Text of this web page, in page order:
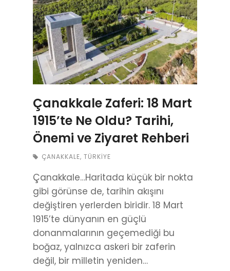
Çanakkale Zaferi: 18 Mart
1915’te Ne Oldu? Tarihi,
Önemi ve Ziyaret Rehberi
ÇANAKKALE, TÜRKIYE
Çanakkale…Haritada küçük bir nokta
gibi görünse de, tarihin akışını
değiştiren yerlerden biridir. 18 Mart
1915’te dünyanın en güçlü
donanmalarının geçemediği bu
boğaz, yalnızca askeri bir zaferin
değil, bir milletin yeniden…